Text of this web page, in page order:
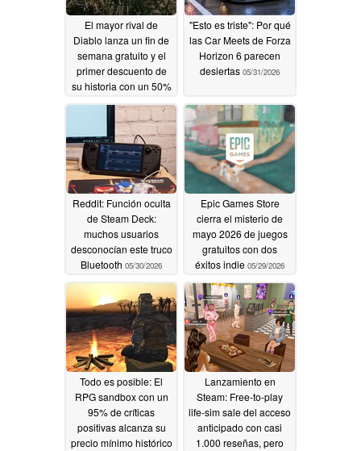
El mayor rival de
Diablo lanza un fin de
semana gratuito y el
primer descuento de
su historia con un 50%
05/31/2026
"Esto es triste": Por qué
las Car Meets de Forza
Horizon 6 parecen
desiertas 05/31/2026
Reddit: Función oculta
de Steam Deck:
muchos usuarios
desconocían este truco
Bluetooth 05/30/2026
Epic Games Store
cierra el misterio de
mayo 2026 de juegos
gratuitos con dos
éxitos indie 05/29/2026
Todo es posible: El
RPG sandbox con un
95% de críticas
positivas alcanza su
precio mínimo histórico
Lanzamiento en
Steam: Free-to-play
life-sim sale del acceso
anticipado con casi
1.000 reseñas, pero